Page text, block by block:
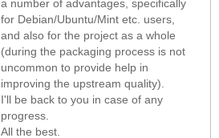
a number of advantages, specifically
for Debian/Ubuntu/Mint etc. users,
and also for the project as a whole
(during the packaging process is not
uncommon to provide help in
improving the upstream quality).
I'll be back to you in case of any
progress.
All the best.